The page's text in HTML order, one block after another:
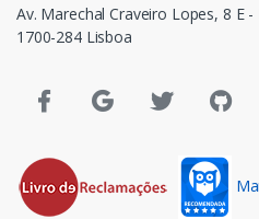
Av. Marechal Craveiro Lopes, 8 E -
1700-284 Lisboa